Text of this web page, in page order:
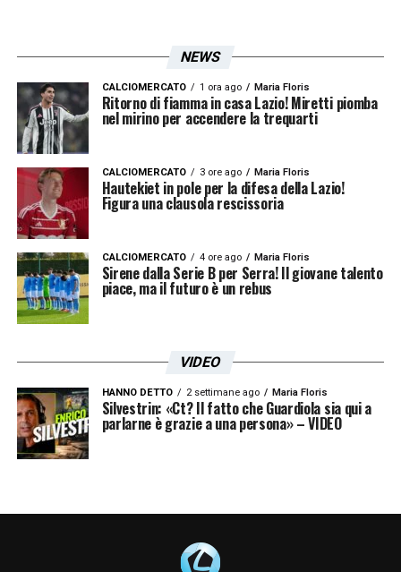
compagini avversarie. L’impatto psicologico
il campionato è terminato e noi non abbiamo
giocato nemmeno una partita. Anche il fatto
di non potermi allenare in palestra, standoci
io quasi 5 ore al giorno, è stato duro da
digerire. All’inizio non si sapeva quando il
tutto sarebbe stato riaperto e quindi la
mente mi portava a pensare che sarebbe
durato poco. C’è stato un momento di buio
totale. Con il tempo ho realizzato e ho
cercato di cogliere da questo periodo il
fermato e mi sono adattato. E’ stato difficile
mantenere i ritmi di vita quotidiana (orari dei
pasti regolari, sveglia regolare, sonno
nonostante lo sconforto totale iniziale. La
pallanuoto non è solo il mio lavoro, ma
NEWS
CALCIOMERCATO 1 ora ago Maria Floris
Ritorno di fiamma in casa Lazio! Miretti piomba
nel mirino per accendere la trequarti
CALCIOMERCATO 3 ore ago Maria Floris
Hautekiet in pole per la difesa della Lazio!
Figura una clausola rescissoria
CALCIOMERCATO 4 ore ago Maria Floris
Sirene dalla Serie B per Serra! Il giovane talento
piace, ma il futuro è un rebus
VIDEO
HANNO DETTO 2 settimane ago Maria Floris
Silvestrin: «Ct? Il fatto che Guardiola sia qui a
parlarne è grazie a una persona» – VIDEO